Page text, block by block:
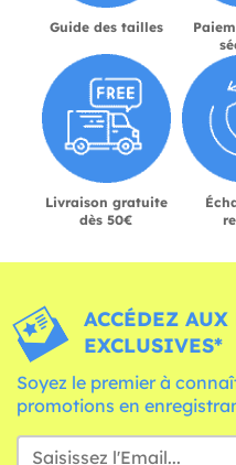
Guide des tailles
Livraison gratuite
dès 50€
ACCÉDEZ
EXCLUSIVES*
Soyez le premier à
promotions en